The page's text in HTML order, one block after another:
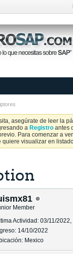
asegúrate de leer la
a Registro antes
Para comenzar a
quiere visualizar en
Member
Actividad: 03/11/
14/10/2022
Mexico